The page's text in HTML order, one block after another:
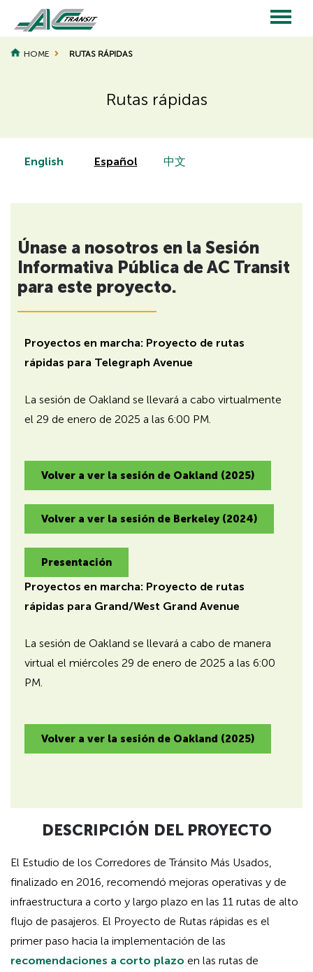
main
content
Main
navigation
HOME RUTAS RÁPIDAS
Rutas rápidas
Page
Title
Page
TitleEnglish Español 中文
i
d
d
e
n
e
a
n
o
A
A
Únase a nosotros en la Sesión
Informativa Pública de AC Transit
para este proyecto.
Proyectos en marcha: Proyecto de rutas
rápidas para Telegraph Avenue
La sesión de Oakland se llevará a cabo virtualmente
el 29 de enero de 2025 a las 6:00 PM.
Volver a ver la sesión de Oakland (2025)
Volver a ver la sesión de Berkeley (2024)
Presentación
Proyectos en marcha: Proyecto de rutas
rápidas para Grand/West Grand Avenue
La sesión de Oakland se llevará a cabo de manera
virtual el miércoles 29 de enero de 2025 a las 6:00
PM.
Volver a ver la sesión de Oakland (2025)
DESCRIPCIÓN DEL PROYECTO
El Estudio de los Corredores de Tránsito Más Usados,
finalizado en 2016, recomendó mejoras operativas y de
infraestructura a corto y largo plazo en las 11 rutas de alto
flujo de pasajeros. El Proyecto de Rutas rápidas es el
primer paso hacia la implementación de las
recomendaciones a corto plazo en las rutas de